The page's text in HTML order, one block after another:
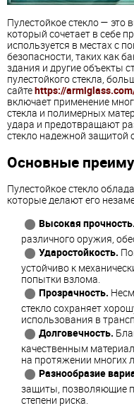
Пулестойкое стекло — это
который сочетает в себе
используется в местах с
безопасности, таких как
здания и другие объекты
пулестойкого стекла,
сайтеhttps://
включает применение
стекла и полимерных
удара и предотвращают
стекло надежной защитой
Основные
Пулестойкое стекло
которые делают его
Высокая прочность.
различного оружия,
Ударостойкость.
устойчиво к
попытки взлома.
Прозрачность.
стекло сохраняет
использования в
Долговечность.
качественным
на протяжении многих
Разнообразие
защиты, позволяющие
степени риска.